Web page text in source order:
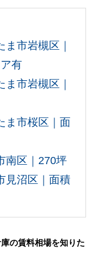
市岩槻区｜
有
市岩槻区｜
ま市桜区｜面
南区｜270坪
見沼区｜面積
の賃料相場を知りた